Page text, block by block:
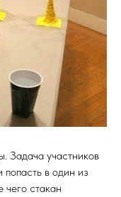
Задача участников
попасть в один из
чего стакан